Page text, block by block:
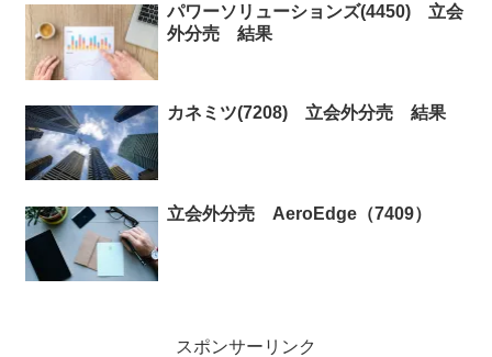
パワーソリューションズ(4450) 立会
外分売 結果
カネミツ(7208) 立会外分売 結果
立会外分売 AeroEdge（7409）
スポンサーリンク